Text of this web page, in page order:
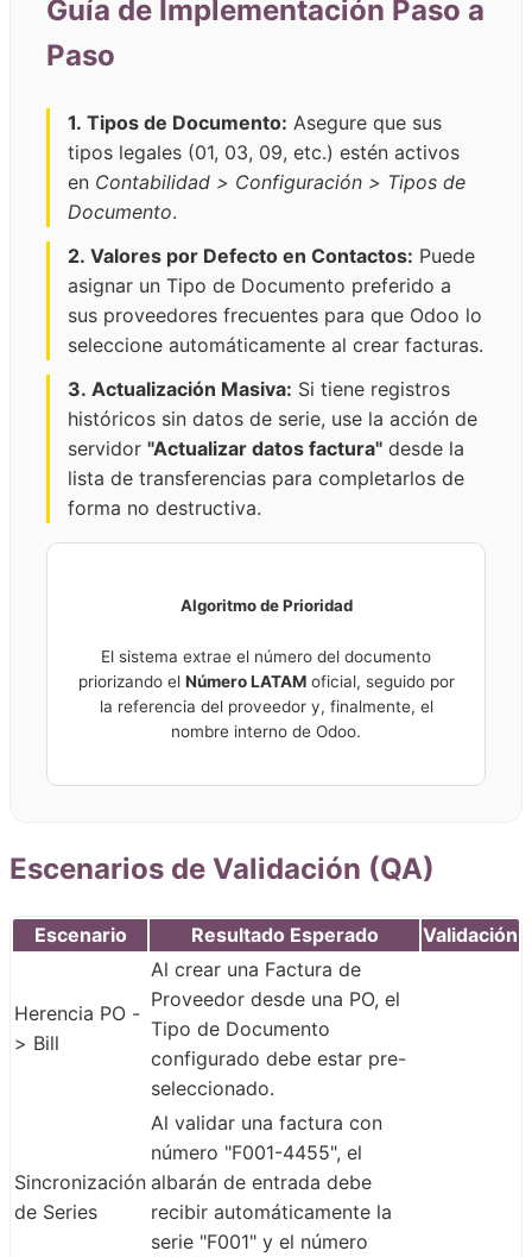
Guía de Implementación Paso a
Paso
1. Tipos de Documento: Asegure que sus
tipos legales (01, 03, 09, etc.) estén activos
en Contabilidad > Configuración > Tipos de
Documento.
2. Valores por Defecto en Contactos: Puede
asignar un Tipo de Documento preferido a
sus proveedores frecuentes para que Odoo lo
seleccione automáticamente al crear facturas.
3. Actualización Masiva: Si tiene registros
históricos sin datos de serie, use la acción de
servidor "Actualizar datos factura" desde la
lista de transferencias para completarlos de
forma no destructiva.
Algoritmo de Prioridad
El sistema extrae el número del documento
priorizando el Número LATAMoficial, seguido por
la referencia del proveedor y, finalmente, el
nombre interno de Odoo.
Escenarios de Validación (QA)
Escenario Resultado Esperado Validación
Herencia PO -
> Bill
Al crear una Factura de
Proveedor desde una PO, el
Tipo de Documento
configurado debe estar pre-
seleccionado.
Sincronización
de Series
Al validar una factura con
número "F001-4455", el
albarán de entrada debe
recibir automáticamente la
serie "F001" y el número